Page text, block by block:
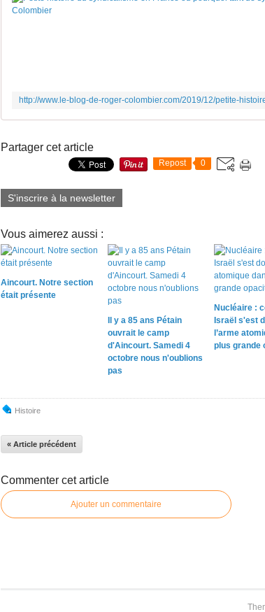
Partager cet article
Repost 0
S'inscrire à la newsletter
Vous aimerez aussi :
Aincourt. Notre section
était présente
Il y a 85 ans Pétain
ouvrait le camp
d'Aincourt. Samedi 4
octobre nous n'oublions
pas
Nucléaire :
Israël s'est
l’arme
plus grande
Histoire
« Article précédent
Commenter cet article
Ajouter un commentaire